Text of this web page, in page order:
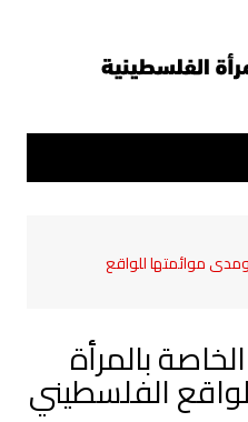
ومدى موائمتها للواقع
بالمرأة
الفلسطيني